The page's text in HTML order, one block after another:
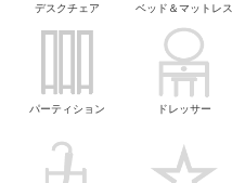
デスクチェア ベッド＆マットレス
パーティション ドレッサー